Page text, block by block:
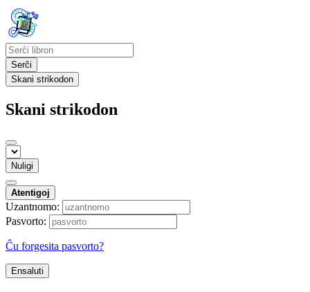
Serĉi
Skani strikodon
Skani strikodon
Nuligi
Atentigoj
Uzantnomo:
Pasvorto:
Ĉu forgesita pasvorto?
Ensaluti